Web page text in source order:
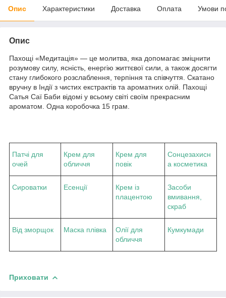
Опис Характеристики Доставка Оплата Умови
Опис
Пахощі «Медитація» — це молитва, яка допомагає зміцнити
розумову силу, ясність, енергію життєвої сили, а також досягти
стану глибокого розслаблення, терпіння та співчуття. Скатано
вручну в Індії з чистих екстрактів та ароматних олій. Пахощі
Сатья Саї Баби відомі у всьому світі своїм прекрасним
ароматом. Одна коробочка 15 грам.
Патчі для
очей
Крем для
обличчя
Крем для
повік
Сонцезахисн
а косметика
Сироватки Есенції
Крем із
плацентою
Засоби
вмивання,
скраб
Від зморщок Маска плівка
Олії для
обличчя
Кумкумади
Приховати